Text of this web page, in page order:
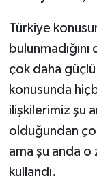
Türkiye
çok daha
konusunda
ilişkilerimiz şu
olduğundan
ama şu anda
kullandı.